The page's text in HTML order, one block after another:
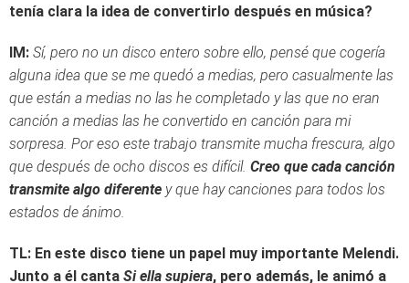
tenía clara la idea de convertirlo después en música?
IM: Sí, pero no un disco entero sobre ello, pensé que cogería
alguna idea que se me quedó a medias, pero casualmente las
que están a medias no las he completado y las que no eran
canción a medias las he convertido en canción para mi
sorpresa. Por eso este trabajo transmite mucha frescura, algo
que después de ocho discos es difícil. Creo que cada canción
transmite algo diferente y que hay canciones para todos los
estados de ánimo.
TL: En este disco tiene un papel muy importante Melendi.
Junto a él canta Si ella supiera, pero además, le animó a